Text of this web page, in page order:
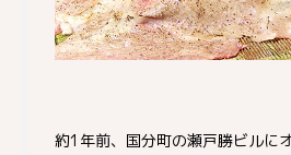
約1年前、国分町の瀬戸勝ビルに